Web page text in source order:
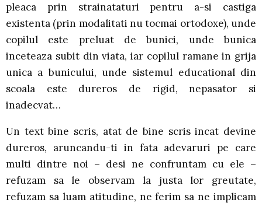
pleaca prin strainataturi pentru a-si castiga
existenta (prin modalitati nu tocmai ortodoxe), unde
copilul este preluat de bunici, unde bunica
inceteaza subit din viata, iar copilul ramane in grija
unica a bunicului, unde sistemul educational din
scoala este dureros de rigid, nepasator si
inadecvat…
Un text bine scris, atat de bine scris incat devine
dureros, aruncandu-ti in fata adevaruri pe care
multi dintre noi – desi ne confruntam cu ele –
refuzam sa le observam la justa lor greutate,
refuzam sa luam atitudine, ne ferim sa ne implicam